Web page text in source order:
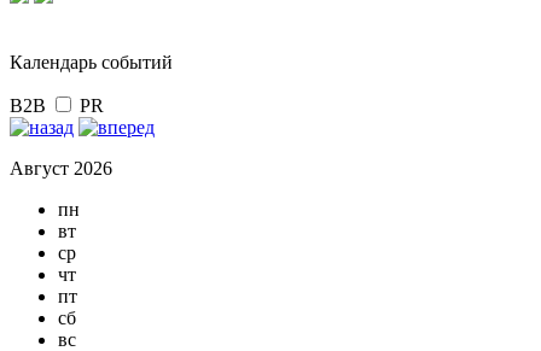
Календарь событий
B2B PR
Август 2026
пн
вт
ср
чт
пт
сб
вс